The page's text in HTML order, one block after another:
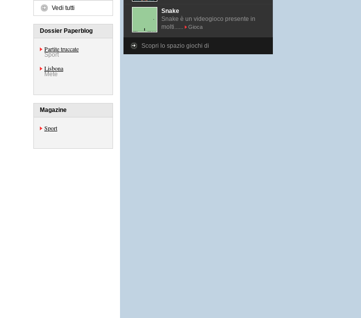
Vedi tutti
Dossier Paperblog
Partite truccate
Sport
Lisbona
Mete
Magazine
Sport
Snake
Snake è un videogioco presente in
molti......
Gioca
Scopri lo spazio giochi di